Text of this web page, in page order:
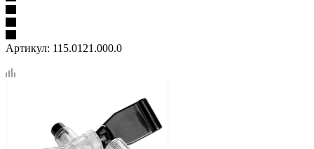
Артикул: 115.0121.000.0